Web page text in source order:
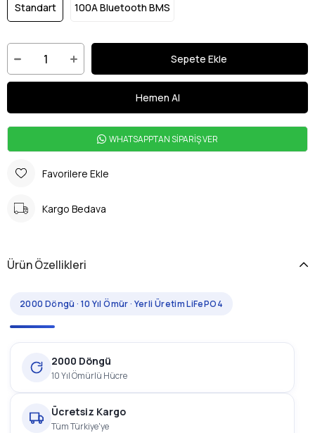
Standart 100A Bluetooth BMS
WHATSAPPTAN SİPARİŞ VER
Favorilere Ekle
Kargo Bedava
Ürün Özellikleri
2000 Döngü · 10 Yıl Ömür · Yerli Üretim LiFePO4
2000 Döngü
10 Yıl Ömürlü Hücre
Ücretsiz Kargo
Tüm Türkiye'ye